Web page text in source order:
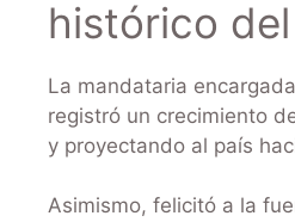
histórico
La mandataria
registró un crecimiento
y proyectando al país
Asimismo, felicitó a la